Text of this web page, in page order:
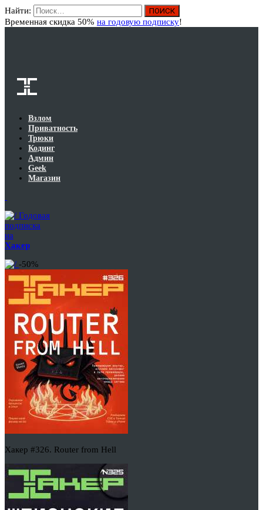
Найти:
Временная скидка 50% на годовую подписку!
Взлом
Приватность
Трюки
Кодинг
Админ
Geek
Магазин
Годовая
подписка
на
Хакер
-50%
Хакер #326. Router from Hell